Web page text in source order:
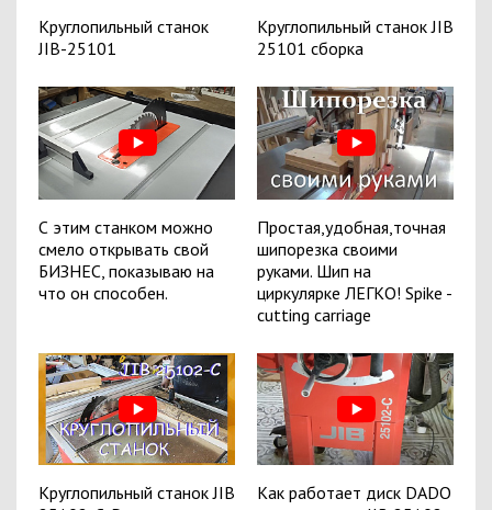
Круглопильный станок
JIB-25101
Круглопильный станок JIB
25101 сборка
С этим станком можно
смело открывать свой
БИЗНЕС, показываю на
что он способен.
Простая,удобная,точная
шипорезка своими
руками. Шип на
циркулярке ЛЕГКО! Spike -
cutting carriage
Круглопильный станок JIB
Как работает диск DADO